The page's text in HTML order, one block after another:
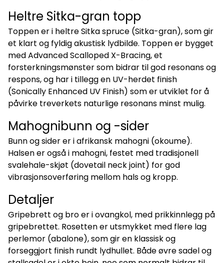
Heltre Sitka-gran topp
Toppen er i heltre Sitka spruce (Sitka-gran), som gir
et klart og fyldig akustisk lydbilde. Toppen er bygget
med Advanced Scalloped X-Bracing, et
forsterkningsmønster som bidrar til god resonans og
respons, og har i tillegg en UV-herdet finish
(Sonically Enhanced UV Finish) som er utviklet for å
påvirke treverkets naturlige resonans minst mulig.
Mahognibunn og -sider
Bunn og sider er i afrikansk mahogni (okoume).
Halsen er også i mahogni, festet med tradisjonell
svalehale-skjøt (dovetail neck joint) for god
vibrasjonsoverføring mellom hals og kropp.
Detaljer
Gripebrett og bro er i ovangkol, med prikkinnlegg på
gripebrettet. Rosetten er utsmykket med flere lag
perlemor (abalone), som gir en klassisk og
forseggjort finish rundt lydhullet. Både øvre sadel og